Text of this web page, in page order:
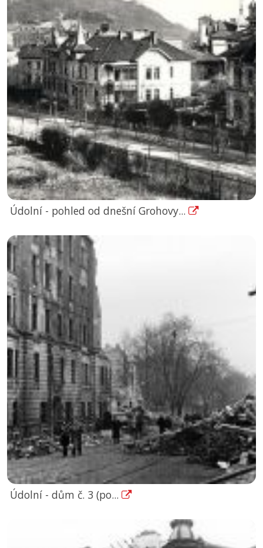
Údolní - pohled od dnešní Grohovy...
Údolní - dům č. 3 (po...